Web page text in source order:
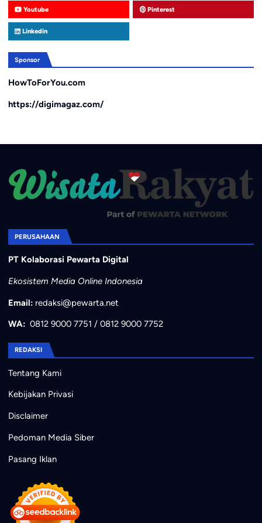
Youtube Pinterest
Linkedin
Sponsor
HowToForYou.com
https://digimagaz.com/
PERUSAHAAN
PT Kolaborasi Pewarta Digital
Ekosistem Media Online Indonesia
Email: redaksi@pewarta.net
WA: 0812 9000 7751 / 0812 9000 7752
REDAKSI
Tentang Kami
Kebijakan Privasi
Disclaimer
Pedoman Media Siber
Pasang Iklan